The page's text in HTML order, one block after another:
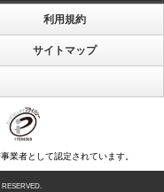
利用規約
サイトマップ
業者として認定されています。
RESERVED.